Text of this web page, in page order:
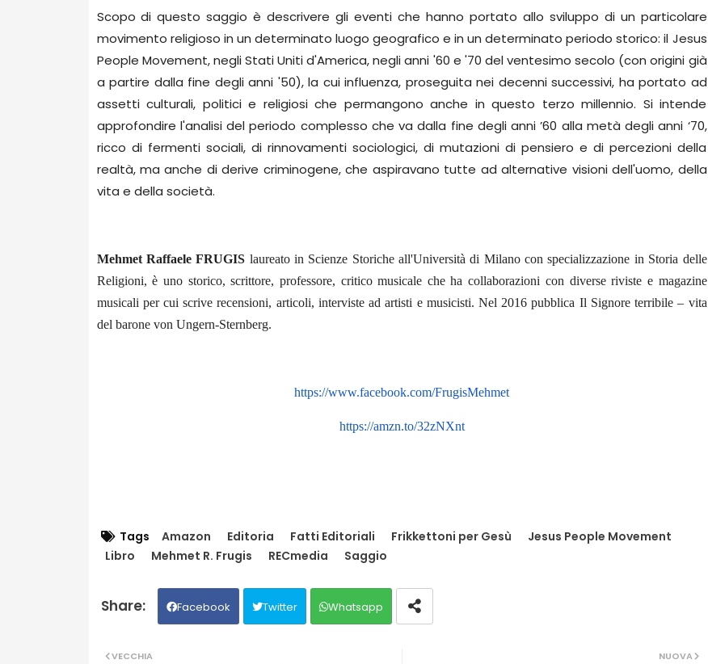
Scopo di questo saggio è descrivere gli eventi che hanno portato allo sviluppo di un particolare
movimento religioso in un determinato luogo geografico e in un determinato periodo storico: il Jesus
People Movement, negli Stati Uniti d'America, negli anni '60 e '70 del ventesimo secolo (con origini già
a partire dalla fine degli anni '50), la cui influenza, proseguita nei decenni successivi, ha portato ad
assetti culturali, politici e religiosi che permangono anche in questo terzo millennio. Si intende
approfondire l'analisi del periodo complesso che va dalla fine degli anni ’60 alla metà degli anni ‘70,
ricco di fermenti sociali, di rinnovamenti sociologici, di mutazioni di pensiero e di percezioni della
realtà, ma anche di derive criminogene, che aspiravano tutte ad alternative visioni dell'uomo, della
vita e della società.
Mehmet Raffaele FRUGIS laureato in Scienze Storiche all'Università di Milano con specializzazione in Storia delle
Religioni, è uno storico, scrittore, professore, critico musicale che ha collaborazioni con diverse riviste e magazine
musicali per cui scrive recensioni, articoli, interviste ad artisti e musicisti. Nel 2016 pubblica Il Signore terribile – vita
del barone von Ungern-Sternberg.
https://www.facebook.com/FrugisMehmet
https://amzn.to/32zNXnt
Tags Amazon Editoria Fatti Editoriali Frikkettoni per Gesù
Jesus People Movement
Libro
Mehmet R. Frugis RECmedia Saggio
Facebook Twitter Whatsapp
NUOVA
VECCHIA